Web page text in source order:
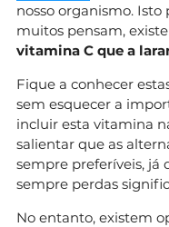
nosso organismo.
muitos pensam,
vitamina C que a
Fique a conhecer
sem esquecer a
incluir esta vitamina
salientar que as
sempre preferíveis, já
sempre perdas
No entanto, existem